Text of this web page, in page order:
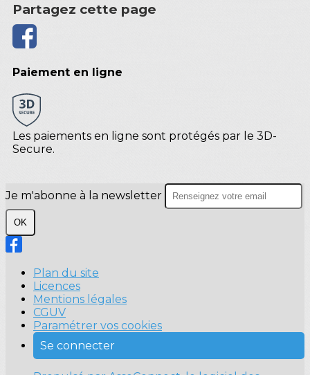
Partagez cette page
Paiement en ligne
Les paiements en ligne sont protégés par le 3D-
Secure.
Je m'abonne à la newsletter
OK
Plan du site
Licences
Mentions légales
CGUV
Paramétrer vos cookies
Se connecter